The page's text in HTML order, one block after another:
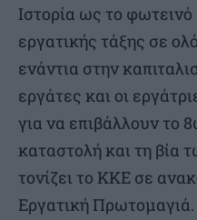
Ιστορία ως το
εργατικής τάξης σε
ενάντια στην
εργάτες και οι
για να επιβάλλουν το
καταστολή και τη βία
τονίζει το ΚΚΕ σε
Εργατική Πρωτομαγιά.